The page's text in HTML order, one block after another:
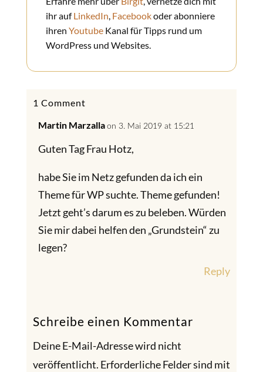
ihr aufLinkedIn, Facebookoder abonniere
ihren YoutubeKanal für Tipps rund um
WordPress und Websites.
1 Comment
Martin Marzalla on 3. Mai 2019 at 15:21
Guten Tag Frau Hotz,
habe Sie im Netz gefunden da ich ein
Theme für WP suchte. Theme gefunden!
Jetzt geht’s darum es zu beleben. Würden
Sie mir dabei helfen den „Grundstein“ zu
legen?
Reply
Schreibe einen Kommentar
Deine E-Mail-Adresse wird nicht
veröffentlicht. Erforderliche Felder sind mit